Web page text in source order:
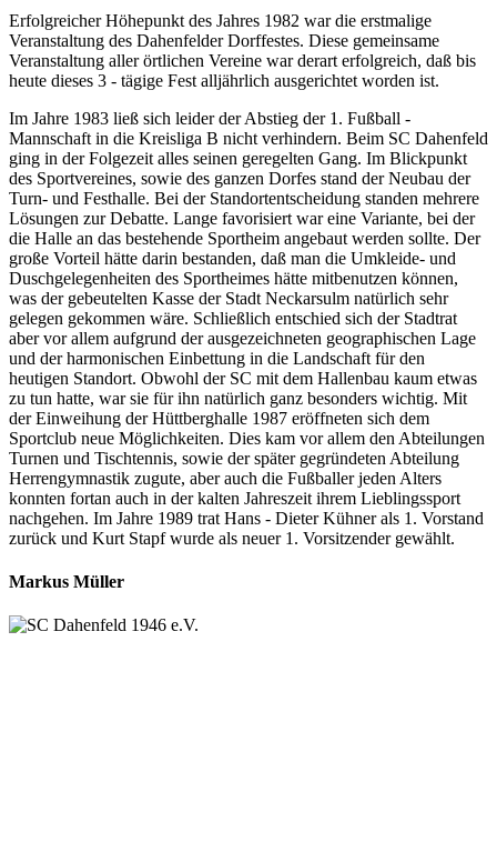
Erfolgreicher Höhepunkt des Jahres 1982 war die erstmalige
Veranstaltung des Dahenfelder Dorffestes. Diese gemeinsame
Veranstaltung aller örtlichen Vereine war derart erfolgreich, daß bis
heute dieses 3 - tägige Fest alljährlich ausgerichtet worden ist.
Im Jahre 1983 ließ sich leider der Abstieg der 1. Fußball -
Mannschaft in die Kreisliga B nicht verhindern. Beim SC Dahenfeld
ging in der Folgezeit alles seinen geregelten Gang. Im Blickpunkt
des Sportvereines, sowie des ganzen Dorfes stand der Neubau der
Turn- und Festhalle. Bei der Standortentscheidung standen mehrere
Lösungen zur Debatte. Lange favorisiert war eine Variante, bei der
die Halle an das bestehende Sportheim angebaut werden sollte. Der
große Vorteil hätte darin bestanden, daß man die Umkleide- und
Duschgelegenheiten des Sportheimes hätte mitbenutzen können,
was der gebeutelten Kasse der Stadt Neckarsulm natürlich sehr
gelegen gekommen wäre. Schließlich entschied sich der Stadtrat
aber vor allem aufgrund der ausgezeichneten geographischen Lage
und der harmonischen Einbettung in die Landschaft für den
heutigen Standort. Obwohl der SC mit dem Hallenbau kaum etwas
zu tun hatte, war sie für ihn natürlich ganz besonders wichtig. Mit
der Einweihung der Hüttberghalle 1987 eröffneten sich dem
Sportclub neue Möglichkeiten. Dies kam vor allem den Abteilungen
Turnen und Tischtennis, sowie der später gegründeten Abteilung
Herrengymnastik zugute, aber auch die Fußballer jeden Alters
konnten fortan auch in der kalten Jahreszeit ihrem Lieblingssport
nachgehen. Im Jahre 1989 trat Hans - Dieter Kühner als 1. Vorstand
zurück und Kurt Stapf wurde als neuer 1. Vorsitzender gewählt.
Markus Müller